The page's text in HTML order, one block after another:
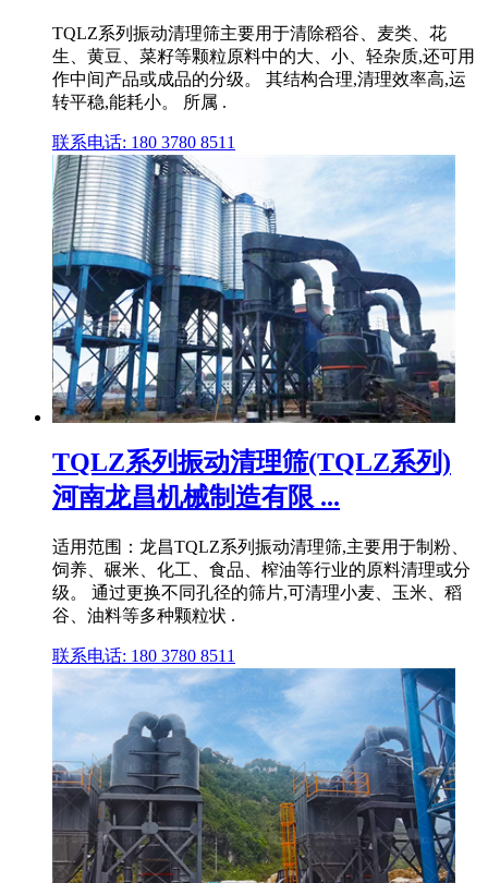
TQLZ系列振动清理筛主要用于清除稻谷、麦类、花
生、黄豆、菜籽等颗粒原料中的大、小、轻杂质,还可用
作中间产品或成品的分级。 其结构合理,清理效率高,运
转平稳,能耗小。 所属 .
联系电话: 180 3780 8511
TQLZ系列振动清理筛(TQLZ系列)
河南龙昌机械制造有限 ...
适用范围：龙昌TQLZ系列振动清理筛,主要用于制粉、
饲养、碾米、化工、食品、榨油等行业的原料清理或分
级。 通过更换不同孔径的筛片,可清理小麦、玉米、稻
谷、油料等多种颗粒状 .
联系电话: 180 3780 8511